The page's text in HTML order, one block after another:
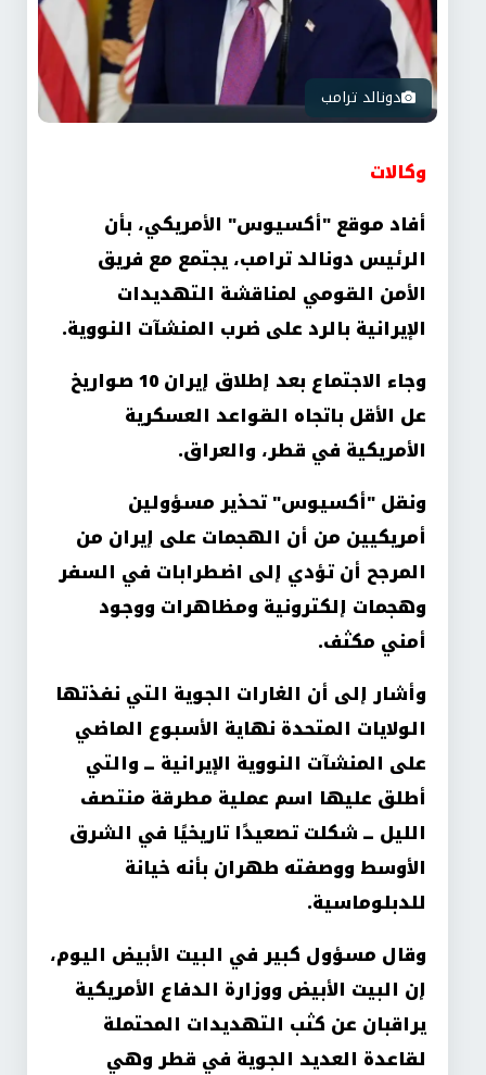
دونالد ترامب
وكالات
أفاد موقع "أكسيوس" الأمريكي، بأن
الرئيس دونالد ترامب، يجتمع مع فريق
الأمن القومي لمناقشة التهديدات
الإيرانية بالرد على ضرب المنشآت النووية.
وجاء الاجتماع بعد إطلاق إيران 10 صواريخ
عل الأقل باتجاه القواعد العسكرية
الأمريكية في قطر، والعراق.
ونقل "أكسيوس" تحذير مسؤولين
أمريكيين من أن الهجمات على إيران من
المرجح أن تؤدي إلى اضطرابات في السفر
وهجمات إلكترونية ومظاهرات ووجود
أمني مكثف.
وأشار إلى أن الغارات الجوية التي نفذتها
الولايات المتحدة نهاية الأسبوع الماضي
على المنشآت النووية الإيرانية ــ والتي
أطلق عليها اسم عملية مطرقة منتصف
الليل ــ شكلت تصعيدًا تاريخيًا في الشرق
الأوسط ووصفته طهران بأنه خيانة
للدبلوماسية.
وقال مسؤول كبير في البيت الأبيض اليوم،
إن البيت الأبيض ووزارة الدفاع الأمريكية
يراقبان عن كثب التهديدات المحتملة
لقاعدة العديد الجوية في قطر وهي